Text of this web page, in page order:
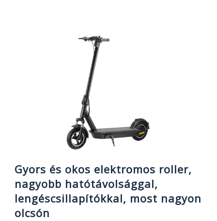
a
Xiaomi
legújabb
okosórája,
amivel
fizetni
is
lehet
és
van
bluetooth
hívás
is
Gyors és okos elektromos roller,
nagyobb hatótávolsággal,
lengéscsillapítókkal, most nagyon
olcsón